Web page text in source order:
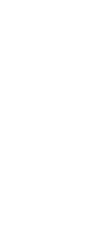
Navigation nach